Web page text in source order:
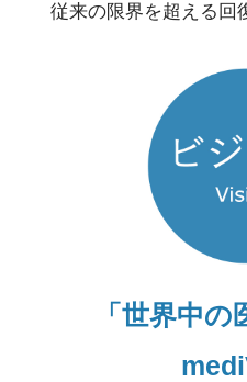
従来の限界を超える回
「世界中の